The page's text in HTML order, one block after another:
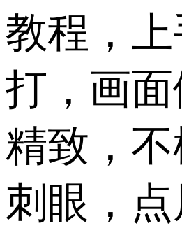
教程，
打，画
精致，
刺眼，点